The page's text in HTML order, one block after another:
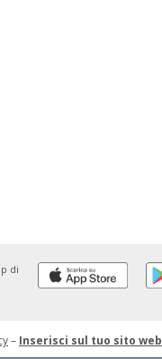
di
– Inserisci sul tuo sito web